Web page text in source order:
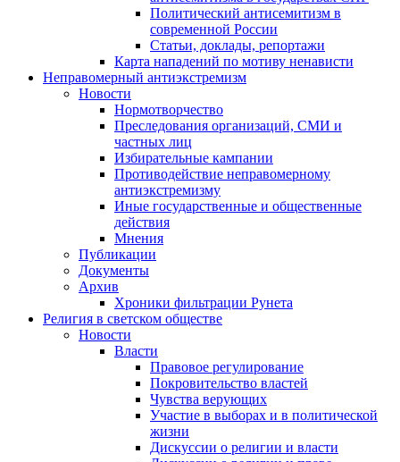
Политический антисемитизм в
современной России
Статьи, доклады, репортажи
Карта нападений по мотиву ненависти
Неправомерный антиэкстремизм
Новости
Нормотворчество
Преследования организаций, СМИ и
частных лиц
Избирательные кампании
Противодействие неправомерному
антиэкстремизму
Иные государственные и общественные
действия
Мнения
Публикации
Документы
Архив
Хроники фильтрации Рунета
Религия в светском обществе
Новости
Власти
Правовое регулирование
Покровительство властей
Чувства верующих
Участие в выборах и в политической
жизни
Дискуссии о религии и власти